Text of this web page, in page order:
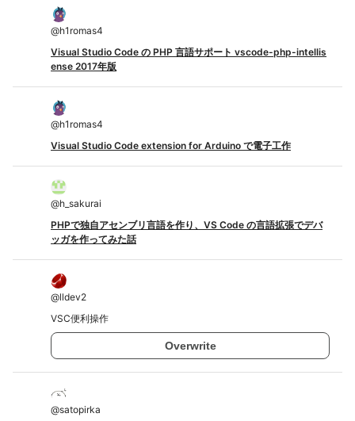
@h1romas4
Visual Studio Code の PHP 言語サポート vscode-php-intellis
ense 2017年版
@h1romas4
Visual Studio Code extension for Arduino で電子工作
@h_sakurai
PHPで独自アセンブリ言語を作り、VS Code の言語拡張でデバ
ッガを作ってみた話
@lldev2
VSC便利操作
Overwrite
@satopirka